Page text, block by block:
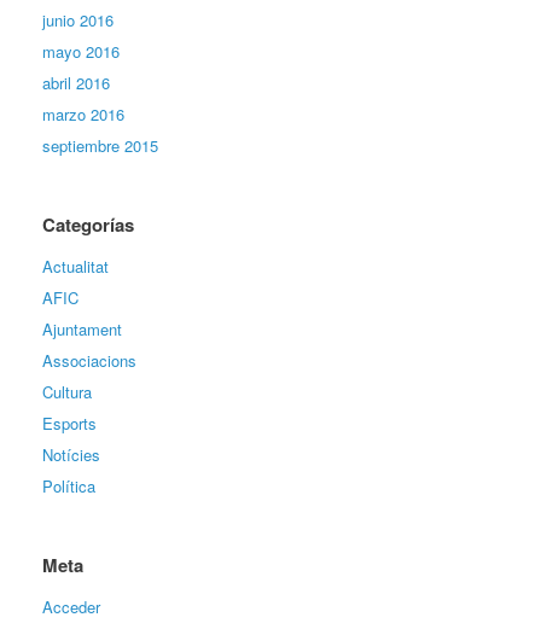
junio 2016
mayo 2016
abril 2016
marzo 2016
septiembre 2015
Categorías
Actualitat
AFIC
Ajuntament
Associacions
Cultura
Esports
Notícies
Política
Meta
Acceder